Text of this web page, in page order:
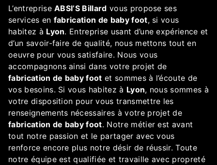
L’entrepriseABSI’S Billard vous propose ses
services en fabrication de baby foot, si vous
habitez à Lyon. Entreprise usant d’une expérience et
d’un savoir-faire de qualité, nous mettons tout en
oeuvre pour vous satisfaire. Nous vous
accompagnons ainsi dans votre projet de
fabrication de baby foot et sommes à l’écoute de
vos besoins. Si vous habitez à Lyon, nous sommes à
votre disposition pour vous transmettre les
renseignements nécessaires à votre projet de
fabrication de baby foot. Notre métier est avant
tout notre passion et le partager avec vous
renforce encore plus notre désir de réussir. Toute
notre équipe est qualifiée et travaille avec propreté